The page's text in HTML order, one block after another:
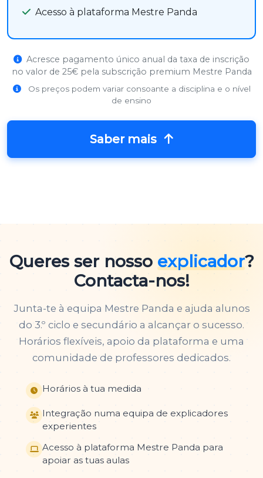
Acesso à plataforma Mestre Panda
Acresce pagamento único anual da taxa de inscrição
no valor de 25€ pela subscrição premium Mestre Panda
Os preços podem variar consoante a disciplina e o nível
de ensino
Saber mais
Queres ser nosso explicador?
Contacta-nos!
Junta-te à equipa Mestre Panda e ajuda alunos
do 3.º ciclo e secundário a alcançar o sucesso.
Horários flexíveis, apoio da plataforma e uma
comunidade de professores dedicados.
Horários à tua medida
Integração numa equipa de explicadores
experientes
Acesso à plataforma Mestre Panda para
apoiar as tuas aulas